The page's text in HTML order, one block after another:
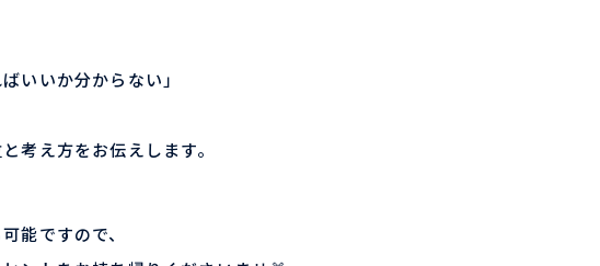
いいか分からない」
考え方をお伝えします。
能ですので、